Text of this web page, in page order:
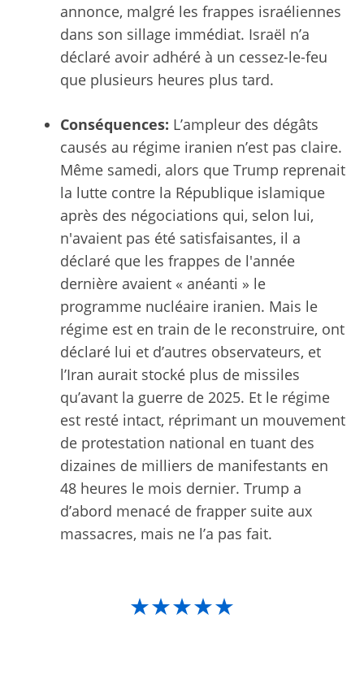
annonce, malgré les frappes israéliennes
dans son sillage immédiat. Israël n’a
déclaré avoir adhéré à un cessez-le-feu
que plusieurs heures plus tard.
Conséquences: L’ampleur des dégâts
causés au régime iranien n’est pas claire.
Même samedi, alors que Trump reprenait
la lutte contre la République islamique
après des négociations qui, selon lui,
n'avaient pas été satisfaisantes, il a
déclaré que les frappes de l'année
dernière avaient « anéanti » le
programme nucléaire iranien. Mais le
régime est en train de le reconstruire, ont
déclaré lui et d’autres observateurs, et
l’Iran aurait stocké plus de missiles
qu’avant la guerre de 2025. Et le régime
est resté intact, réprimant un mouvement
de protestation national en tuant des
dizaines de milliers de manifestants en
48 heures le mois dernier. Trump a
d’abord menacé de frapper suite aux
massacres, mais ne l’a pas fait.
★★★★★